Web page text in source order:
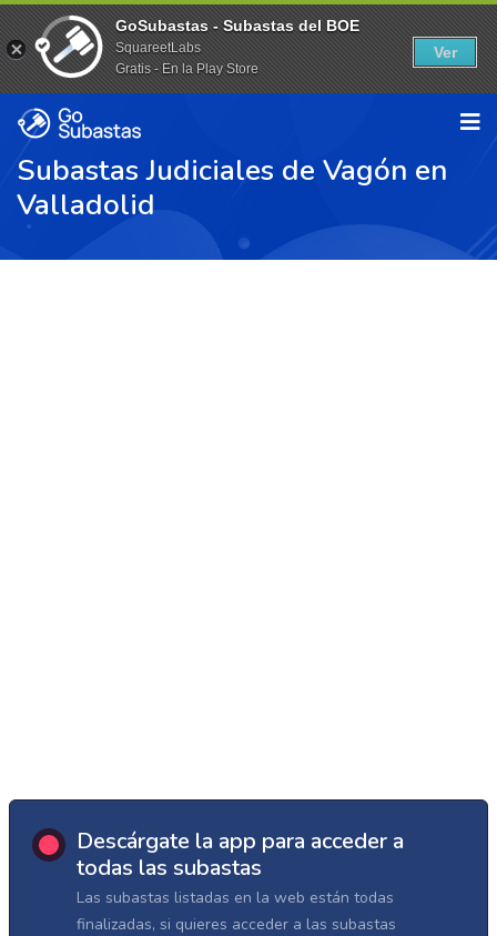
Subastas Judiciales de Vagón en
Valladolid
Descárgate la app para acceder a
todas las subastas
Las subastas listadas en la web están todas
finalizadas, si quieres acceder a las subastas
GoSubastas - Subastas del BOE
SquareetLabs
Gratis - En la Play Store
Ver